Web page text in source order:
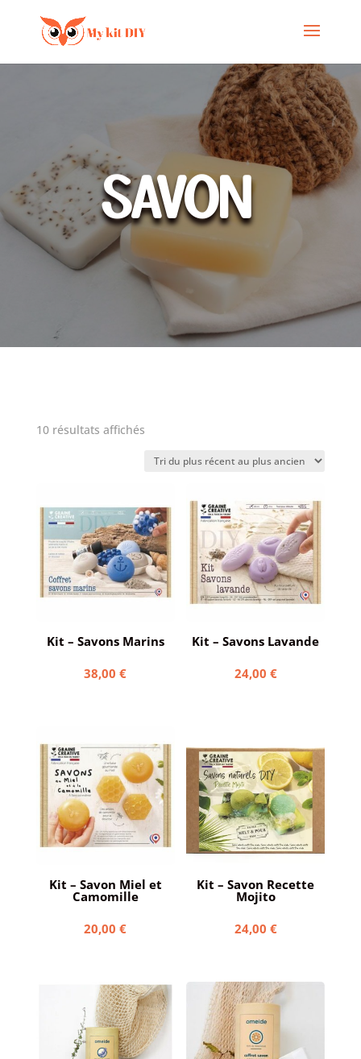
SAVON
10 résultats affichésTrié
plus
au
plus
ancien
Kit – Savons Marins
38,00€
Kit – Savons Lavande
24,00 €
Kit – Savon Miel et
Camomille
20,00€
Kit – Savon Recette
Mojito
24,00 €